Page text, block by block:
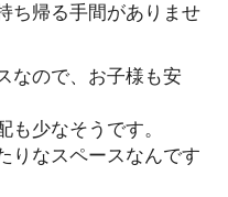
ち帰る手間がありませ
なので、お子様も安
も少なそうです。
りなスペースなんです